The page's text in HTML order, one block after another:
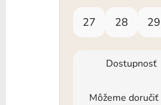
27 28 29
Dostupnosť
Môžeme doručiť